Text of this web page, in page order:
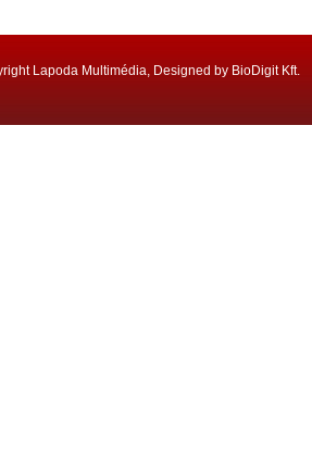
Lapoda Multimédia, Designed by BioDigit Kft.